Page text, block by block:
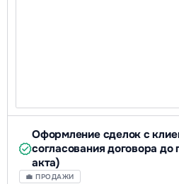
Оформление сделок с
согласования договора до
акта)
💼 ПРОДАЖИ